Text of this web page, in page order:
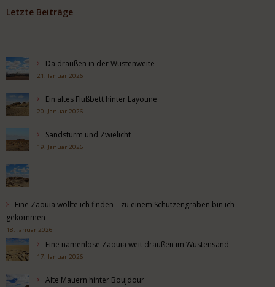
Letzte Beiträge
Da draußen in der Wüstenweite
21. Januar 2026
Ein altes Flußbett hinter Layoune
20. Januar 2026
Sandsturm und Zwielicht
19. Januar 2026
Eine Zaouia wollte ich finden – zu einem Schützengraben bin ich
gekommen
18. Januar 2026
Eine namenlose Zaouia weit draußen im Wüstensand
17. Januar 2026
Alte Mauern hinter Boujdour